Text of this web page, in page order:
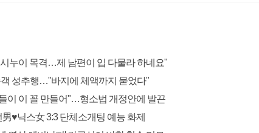
누이 목격…제 남편이 입 다물라 하네요"
성추행…"바지에 체액까지 묻었다"
이 이 꼴 만들어"…형소법 개정안에 발끈
♥닉스女 3:3 단체소개팅 예능 화제